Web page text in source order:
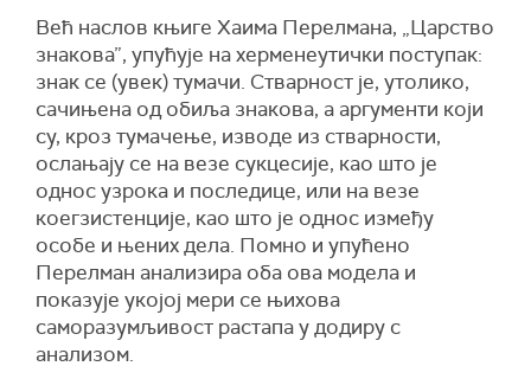
Већ наслов књиге Хаима Перелманa, „Царство
знакова”, упућује на херменеутички поступак:
знак се (увек) тумачи. Стварност је, утолико,
сачињена од обиља знакова, а аргументи који
су, кроз тумачење, изводе из стварности,
ослањају се на везе сукцесије, као што је
однос узрока и последице, или на везе
коегзистенције, као што је однос између
особе и њених дела. Помно и упућено
Перелман анализира оба ова модела и
показује укојој мери се њихова
саморазумљивост растапа у додиру с
анализом.